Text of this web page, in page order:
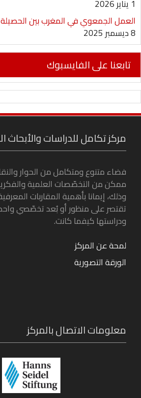
1 يناير 2026
العمل الجمعوي في المغرب بين
8 ديسمبر 2025
تابعنا على الفايسبوك
مركز تكامل للدراسات والأبحاث
فضاء متنوع ومتكامل من الحوار
ممكن من التخصّصات العلمية والفكرية
وذلك، إيمانا بأهمية المقاربات
تقتصر على منظور أو بُعد تخصّصي
ودراستها كيفما كانت.
لمحة عن المركز
الورقة التصورية
معلومات الاتصال بالمركز